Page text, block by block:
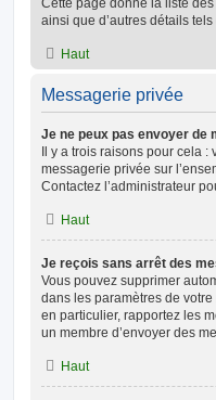
ainsi que d’autres détails
Haut
Messagerie privée
Je ne peux pas envoyer de
Il y a trois raisons pour cela :
messagerie privée sur
Contactez l’administrateur
Haut
Je reçois sans arrêt des
Vous pouvez supprimer
dans les paramètres de
en particulier, rapportez les
un membre d’envoyer des
Haut